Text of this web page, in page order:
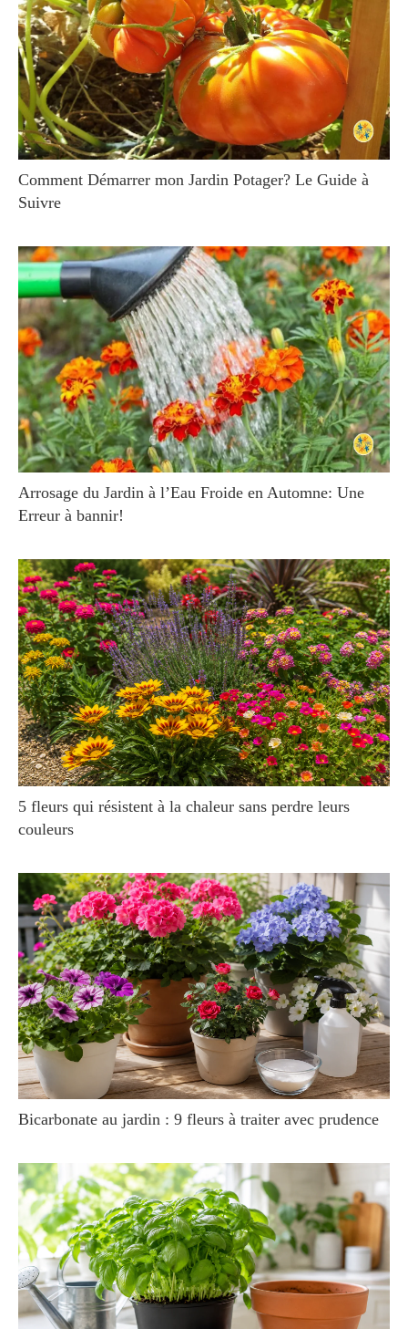
Comment Démarrer mon Jardin Potager? Le Guide à
Suivre
Arrosage du Jardin à l’Eau Froide en Automne: Une
Erreur à bannir!
5 fleurs qui résistent à la chaleur sans perdre leurs
couleurs
Bicarbonate au jardin : 9 fleurs à traiter avec prudence